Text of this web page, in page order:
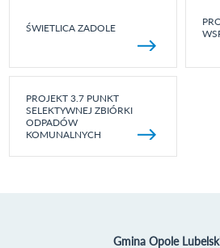
ŚWIETLICA ZADOLE
PROJEKT 3.7 PUNKT
SELEKTYWNEJ ZBIÓRKI
ODPADÓW
KOMUNALNYCH
Gmina Opole